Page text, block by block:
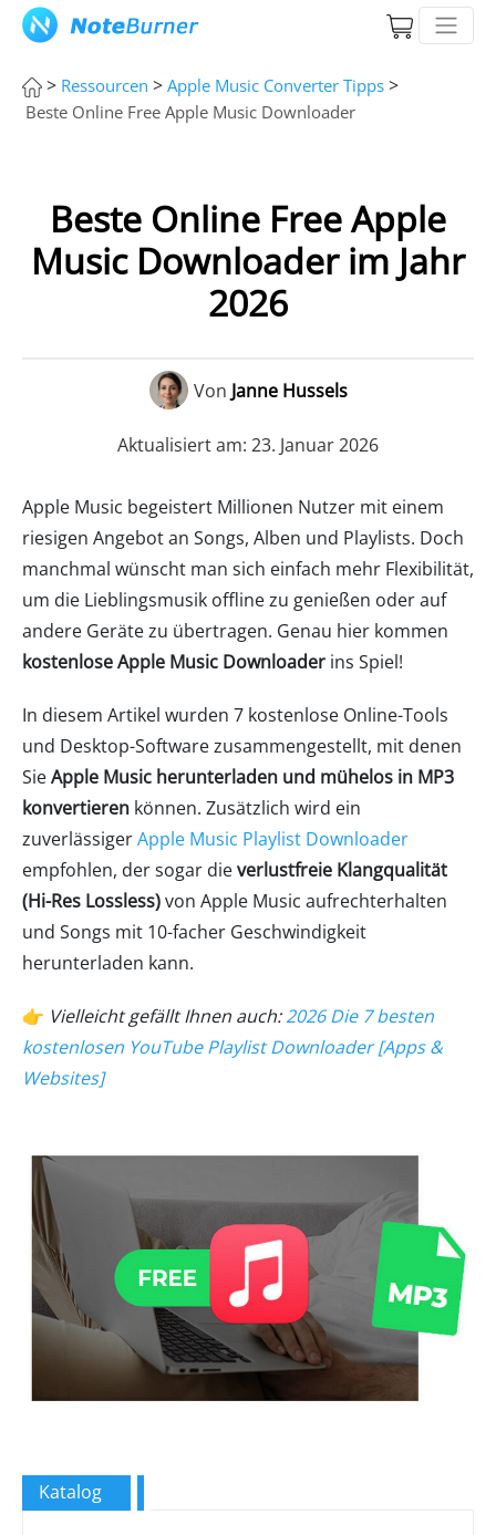
> Ressourcen > Apple Music Converter Tipps >
Beste Online Free Apple Music Downloader
Beste Online Free Apple
Music Downloader im Jahr
2026
Von Janne Hussels
Aktualisiert am: 23. Januar 2026
Apple Music begeistert Millionen Nutzer mit einem
riesigen Angebot an Songs, Alben und Playlists. Doch
manchmal wünscht man sich einfach mehr Flexibilität,
um die Lieblingsmusik offline zu genießen oder auf
andere Geräte zu übertragen. Genau hier kommen
kostenlose Apple Music Downloader ins Spiel!
In diesem Artikel wurden 7 kostenlose Online-Tools
und Desktop-Software zusammengestellt, mit denen
SieApple Music herunterladen und mühelos in MP3
konvertieren können. Zusätzlich wird ein
zuverlässigerApple Music Playlist Downloader
empfohlen, der sogar dieverlustfreie Klangqualität
(Hi-Res Lossless)von Apple Music aufrechterhalten
und Songs mit 10-facher Geschwindigkeit
herunterladen kann.
👉 Vielleicht gefällt Ihnen auch:2026 Die 7 besten
kostenlosen YouTube Playlist Downloader [Apps &
Websites]
Katalog